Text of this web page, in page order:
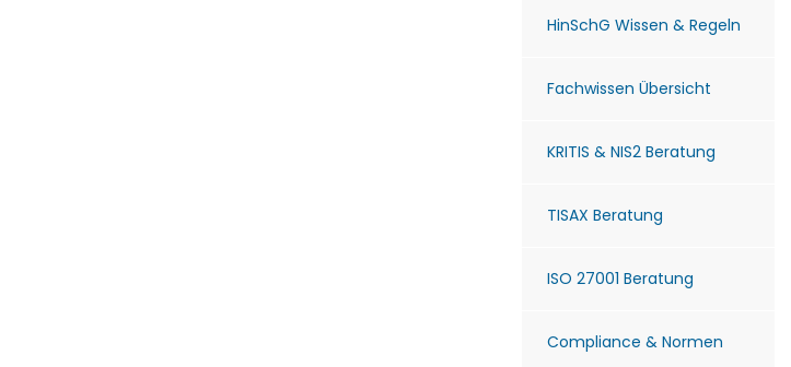
HinSchG Wissen & Regeln
Fachwissen Übersicht
KRITIS & NIS2 Beratung
TISAX Beratung
ISO 27001 Beratung
Compliance & Normen